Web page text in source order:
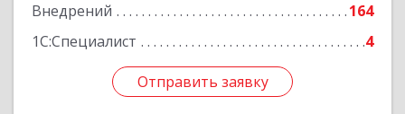
Внедрений
164
1С:Специалист
4
Отправить заявку
Отправить заявку